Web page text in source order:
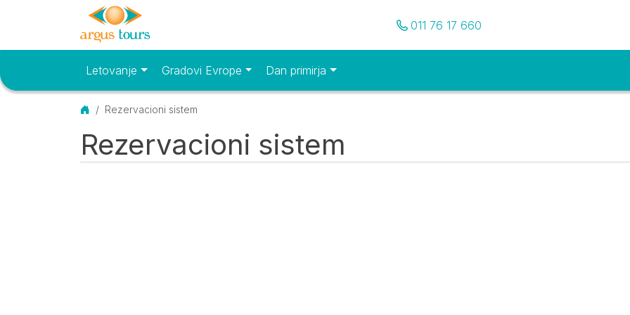
Pozovite nas
011 76 17 660
Osnovni meniLetovanje Gradovi Evrope Dan primirja
Početna
Rezervacioni sistem
Rezervacioni sistem